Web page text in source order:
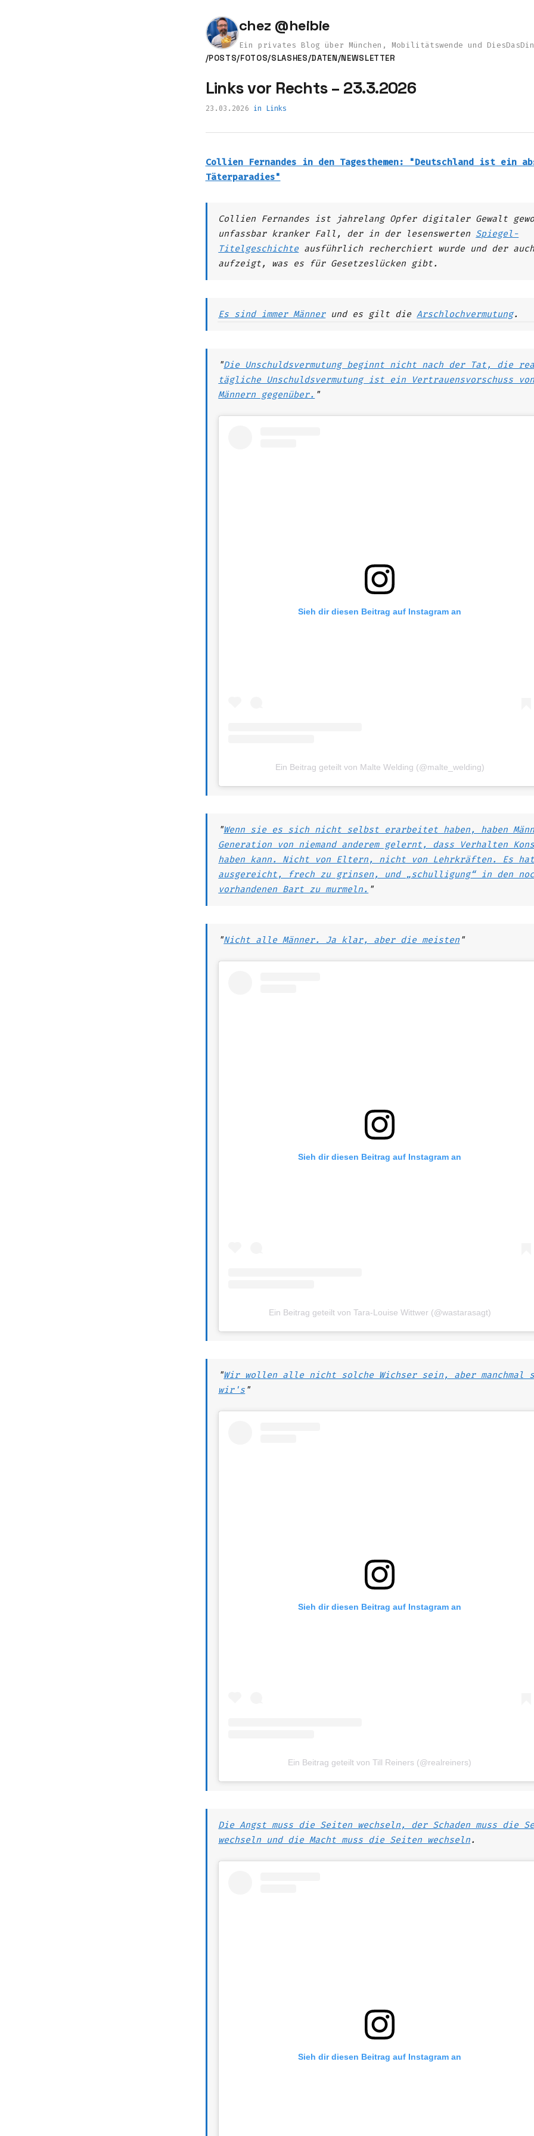
chez @heibie
Ein privates Blog über München, Mobilitätswende und
/POSTS/FOTOS/SLASHES/DATEN/NEWSLETTER
Links vor Rechts – 23.3.2026
23.03.2026 in Links
Collien Fernandes in den Tagesthemen: "Deutschland ist ein
Täterparadies"
Collien Fernandes ist jahrelang Opfer digitaler Gewalt
unfassbar kranker Fall, der in der lesenswerten Spiegel-
Titelgeschichte ausführlich recherchiert wurde und der
aufzeigt, was es für Gesetzeslücken gibt.
Es sind immer Männerund es gilt dieArschlochvermutung.
"Die Unschuldsvermutung beginnt nicht nach der Tat, die
tägliche Unschuldsvermutung ist ein Vertrauensvorschuss
Männern gegenüber. "
Sieh dir diesen Beitrag auf Instagram an
Ein Beitrag geteilt von Malte Welding (@malte_welding)
"Wenn sie es sich nicht selbst erarbeitet haben, haben
Generation von niemand anderem gelernt, dass Verhalten
haben kann. Nicht von Eltern, nicht von Lehrkräften. Es hat
ausgereicht, frech zu grinsen, und „schulligung“ in den
vorhandenen Bart zu murmeln. "
"Nicht alle Männer. Ja klar, aber die meisten "
Sieh dir diesen Beitrag auf Instagram an
Ein Beitrag geteilt von Tara-Louise Wittwer (@wastarasagt)
"Wir wollen alle nicht solche Wichser sein, aber manchmal
wir's "
Sieh dir diesen Beitrag auf Instagram an
Ein Beitrag geteilt von Till Reiners (@realreiners)
Die Angst muss die Seiten wechseln, der Schaden muss die
wechseln und die Macht muss die Seiten wechseln.
Sieh dir diesen Beitrag auf Instagram an